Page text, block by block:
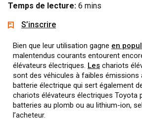
Temps de lecture: 6 mins
S’inscrire
Bien que leur utilisation gagne en
malentendus courants entourent
élévateurs électriques. Les chariots
sont des véhicules à faibles émissions
batterie électrique qui sert également
chariots élévateurs électriques Toyota
batteries au plomb ou au lithium-ion,
l’acheteur.